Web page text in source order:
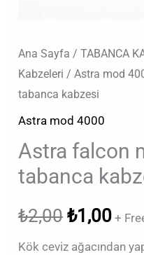
Ana Sayfa /TABANCA
Kabzeleri /Astra mod
tabanca kabzesi
Astra mod 4000
Astra falcon
tabanca
₺2,00 ₺1,00 +
Kök ceviz ağacından